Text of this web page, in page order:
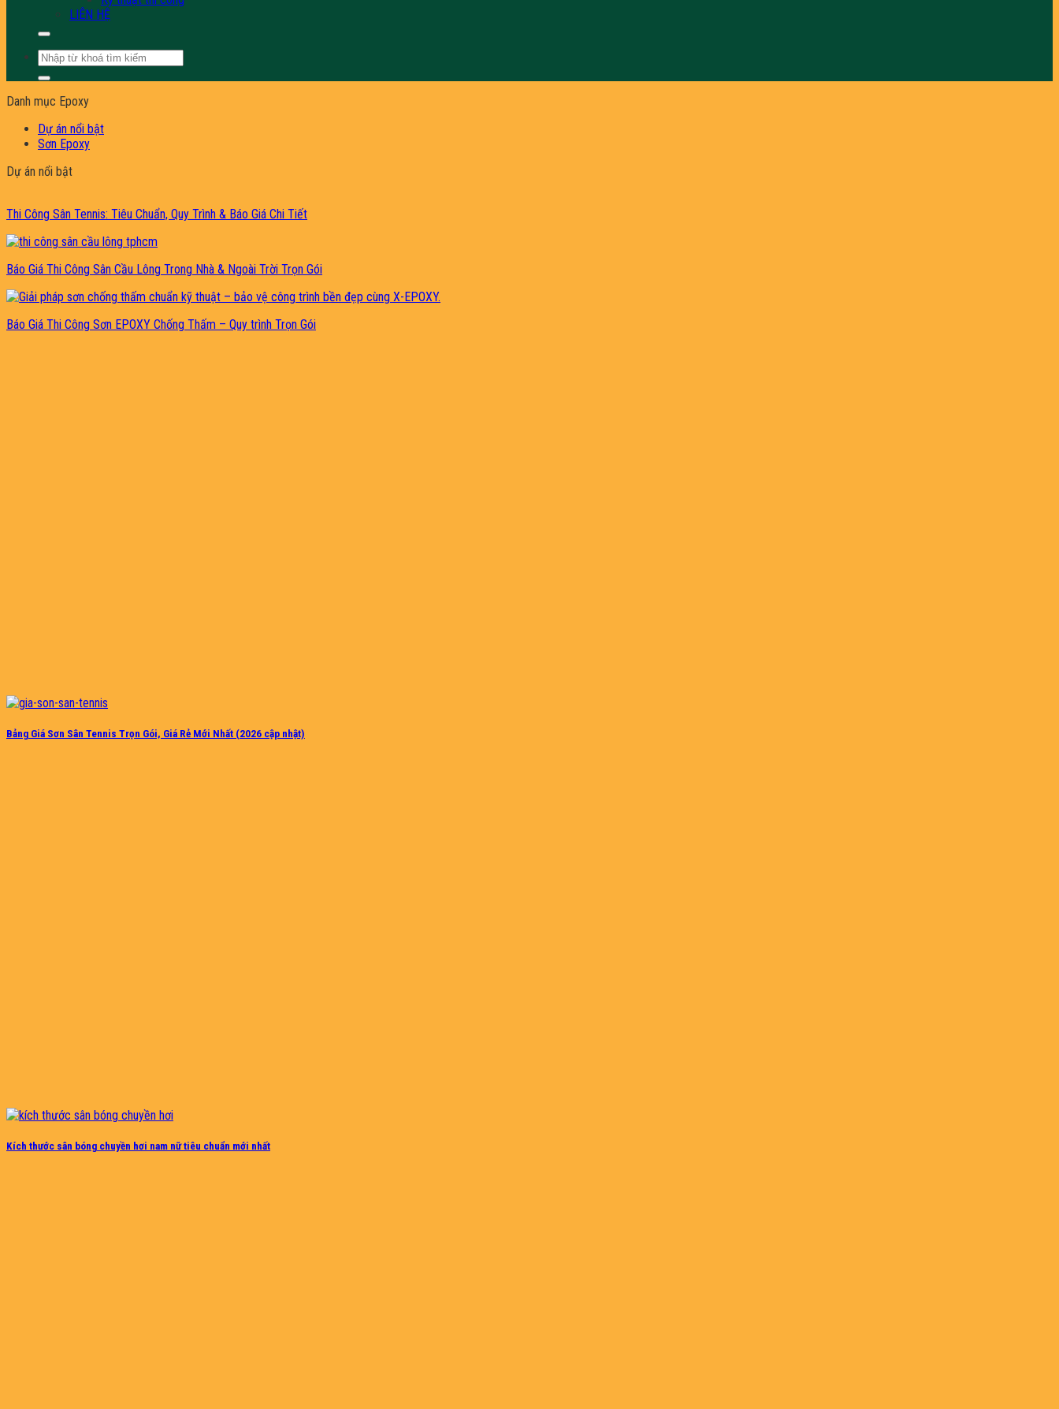
LIÊN HỆ
Tìm
kiếm:
Danh mục Epoxy
Dự án nổi bật
Sơn Epoxy
Dự án nổi bật
Thi Công Sân Tennis: Tiêu Chuẩn, Quy Trình & Báo Giá Chi Tiết
Báo Giá Thi Công Sân Cầu Lông Trong Nhà & Ngoài Trời Trọn Gói
Báo Giá Thi Công Sơn EPOXY Chống Thấm – Quy trình Trọn Gói
Bảng Giá Sơn Sân Tennis Trọn Gói, Giá Rẻ Mới Nhất (2026 cập nhật)
Kích thước sân bóng chuyền hơi nam nữ tiêu chuẩn mới nhất